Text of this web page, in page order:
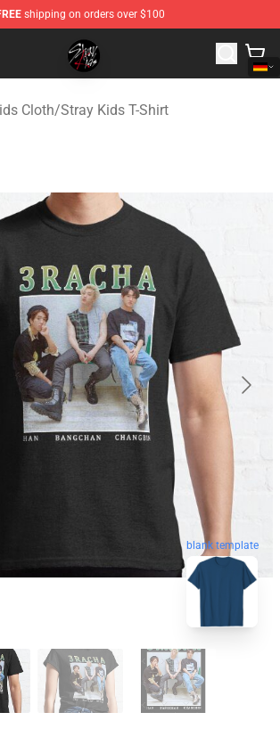
shipping on orders over $100
- Official Stray Kids Merchandise Store
Cloth/Stray Kids T-Shirt
blank template